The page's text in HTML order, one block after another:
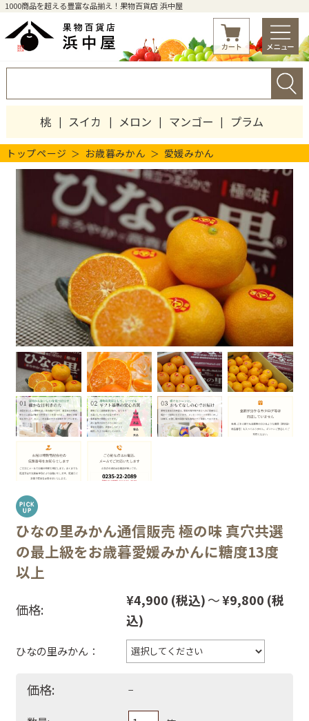
1000商品を超える豊富な品揃え！果物百貨店 浜中屋
桃 スイカ メロン マンゴー プラム
トップページ お歳暮みかん 愛媛みかん
ひなの里みかん通信販売 極の味 真穴共選
の最上級をお歳暮愛媛みかんに糖度13度
以上
価格:
¥4,900 (税込)～¥9,800 (税
込)
ひなの里みかん：
価格: −